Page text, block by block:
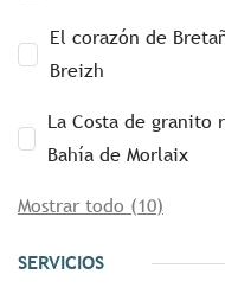
El corazón de
Breizh
La Costa de granito
Bahía de Morlaix
Mostrar todo (10)
SERVICIOS